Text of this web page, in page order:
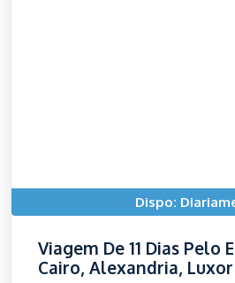
Dispo:
Viagem De 11 Dias Pelo
Cairo, Alexandria,